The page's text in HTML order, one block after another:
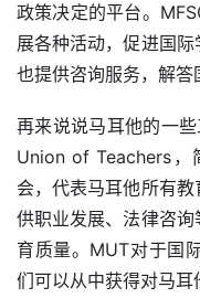
政策决定的平台。
展各种活动，促进国
也提供咨询服务，解答
再来说说马耳他的一
Union of Teachers，
会，代表马耳他所有
供职业发展、法律咨
育质量。MUT对于国
们可以从中获得对马耳